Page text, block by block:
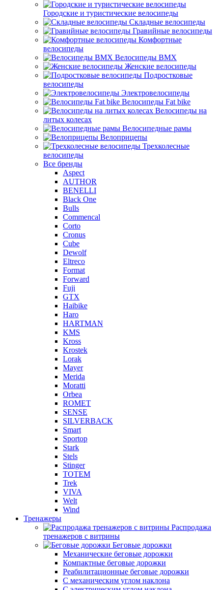
Городские и туристические велосипеды
Складные велосипеды
Гравийные велосипеды
Комфортные
велосипеды
Велосипеды BMX
Женские велосипеды
Подростковые
велосипеды
Электровелосипеды
Велосипеды Fat bike
Велосипеды на
литых колесах
Велосипедные рамы
Велоприцепы
Трехколесные
велосипеды
Все бренды
Aspect
AUTHOR
BENELLI
Black One
Bulls
Commencal
Corto
Cronus
Cube
Dewolf
Eltreco
Format
Forward
Fuji
GTX
Haibike
Haro
HARTMAN
KMS
Kross
Krostek
Lorak
Mayer
Merida
Moratti
Orbea
ROMET
SENSE
SILVERBACK
Smart
Sportop
Stark
Stels
Stinger
TOTEM
Trek
VIVA
Welt
Wind
Тренажеры
Распродажа
тренажеров с витрины
Беговые дорожки
Механические беговые дорожки
Компактные беговые дорожки
Реабилитационные беговые дорожки
С механическим углом наклона